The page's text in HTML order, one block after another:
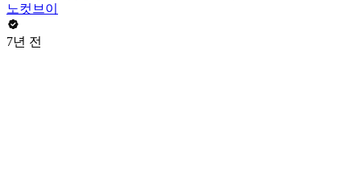
노컷브이
7년 전